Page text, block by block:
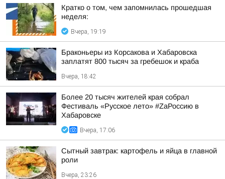
Кратко о том, чем запомнилась прошедшая
неделя:
Вчера, 19:19
Браконьеры из Корсакова и Хабаровска
заплатят 800 тысяч за гребешок и краба
Вчера, 18:42
Более 20 тысяч жителей края собрал
Фестиваль «Русское лето» #ZaРоссию в
Хабаровске
Вчера, 17:06
Сытный завтрак: картофель и яйца в главной
роли
Вчера, 23:26